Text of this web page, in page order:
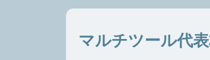
マルチツール代